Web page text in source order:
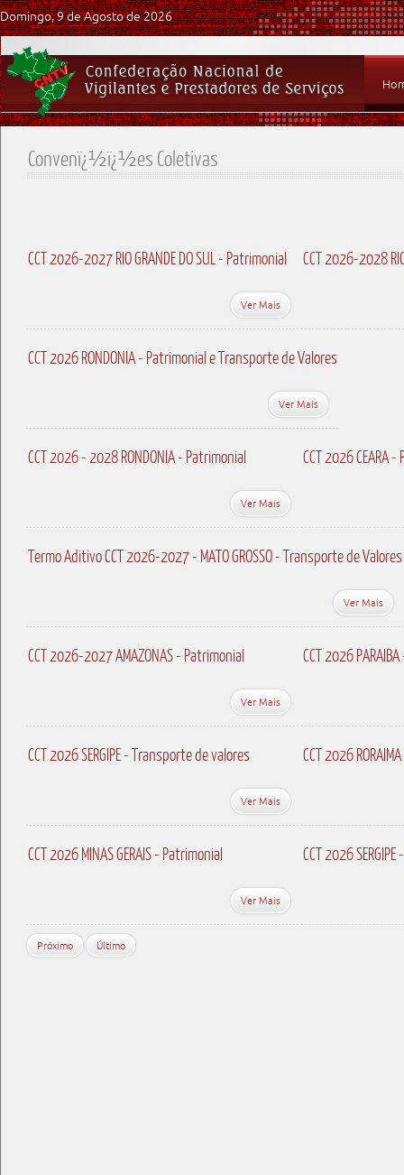
Domingo, 9 de Agosto de 2026
Convenï¿½ï¿½es Coletivas
CCT 2026-2027 RIO GRANDE DO SUL - Patrimonial
Ver Mais
CCT 2026-2028
CCT 2026 RONDONIA - Patrimonial e Transporte de Valores
Ver Mais
CCT 2026 - 2028 RONDONIA - Patrimonial
Ver Mais
CCT 2026 CEARA
Termo Aditivo CCT 2026-2027 - MATO GROSSO - Transporte de Valores
Ver Mais
CCT 2026-2027 AMAZONAS - Patrimonial
Ver Mais
CCT 2026
CCT 2026 SERGIPE - Transporte de valores
Ver Mais
CCT 2026
CCT 2026 MINAS GERAIS - Patrimonial
Ver Mais
CCT 2026
Próximo Último